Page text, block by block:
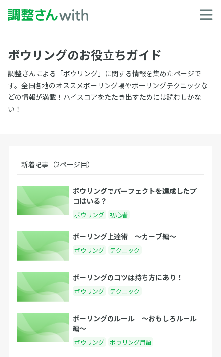
ボウリングのお役立ちガイド
調整さんによる「ボウリング」に関する情報を集めたページで
す。全国各地のオススメボーリング場やボーリングテクニックな
どの情報が満載！ハイスコアをたたき出すためには読むしかな
い！
新着記事（2ページ目）
ボウリングでパーフェクトを達成したプ
ロはいる？
ボウリング 初心者
ボーリング上達術 〜カーブ編〜
ボウリング テクニック
ボーリングのコツは持ち方にあり！
ボウリング テクニック
ボーリングのルール 〜おもしろルール
編〜
ボウリング ボウリング用語